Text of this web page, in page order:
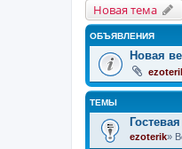
Новая тема
ОБЪЯВЛЕНИЯ
Новая
ТЕМЫ
ezoterik»